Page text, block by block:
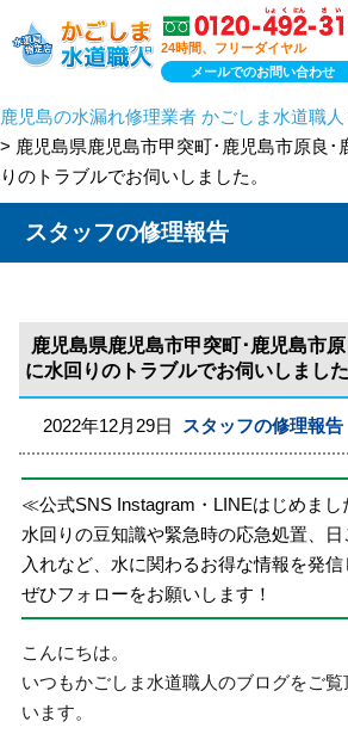
24時間、フリーダイヤル
メールでのお問い合わせ
鹿児島の水漏れ修理業者 かごしま水道職人
> 鹿児島県鹿児島市甲突町･鹿児島市原良･
りのトラブルでお伺いしました。
スタッフの修理報告
鹿児島県鹿児島市甲突町･鹿児島市
に水回りのトラブルでお伺いしました
2022年12月29日 スタッフの修理報告
≪公式SNS Instagram・LINEはじめま
水回りの豆知識や緊急時の応急処置、
入れなど、水に関わるお得な情報を発信
ぜひフォローをお願いします！
こんにちは。
いつもかごしま水道職人のブログをご
います。